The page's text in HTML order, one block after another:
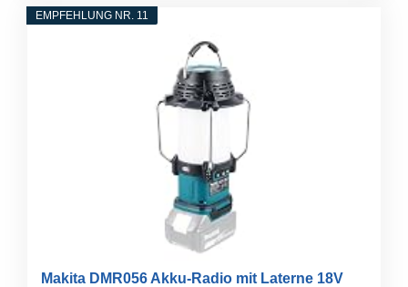
EMPFEHLUNG NR. 11
Makita DMR056 Akku-Radio mit Laterne 18V